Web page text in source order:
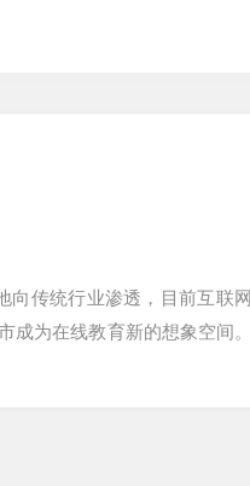
向传统行业渗透，目前互联网
成为在线教育新的想象空间。